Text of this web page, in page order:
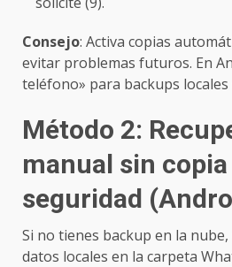
Consejo: Activa copias
evitar problemas futuros. En
teléfono» para backups locales
Método 2:
manual sin copia
seguridad
Si no tienes backup en la nube,
datos locales en la carpeta